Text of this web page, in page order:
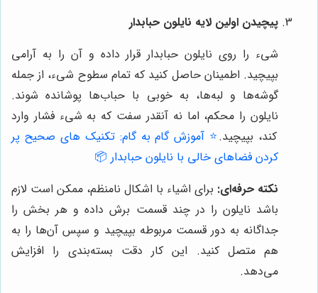
پیچیدن اولین لایه نایلون حبابدار
شیء را روی نایلون حبابدار قرار داده و آن را به آرامی
بپیچید. اطمینان حاصل کنید که تمام سطوح شیء، از جمله
گوشه‌ها و لبه‌ها، به خوبی با حباب‌ها پوشانده شوند.
نایلون را محکم، اما نه آنقدر سفت که به شیء فشار وارد
کند، بپیچید.⭐️ آموزش گام به گام: تکنیک های صحیح پر
کردن فضاهای خالی با نایلون حبابدار 📦
نکته حرفه‌ای: برای اشیاء با اشکال نامنظم، ممکن است لازم
باشد نایلون را در چند قسمت برش داده و هر بخش را
جداگانه به دور قسمت مربوطه بپیچید و سپس آن‌ها را به
هم متصل کنید. این کار دقت بسته‌بندی را افزایش
می‌دهد.